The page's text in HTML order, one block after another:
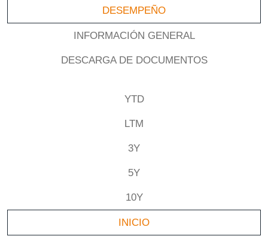
DESEMPEÑO
INFORMACIÓN GENERAL
DESCARGA DE DOCUMENTOS
YTD
LTM
3Y
5Y
10Y
INICIO